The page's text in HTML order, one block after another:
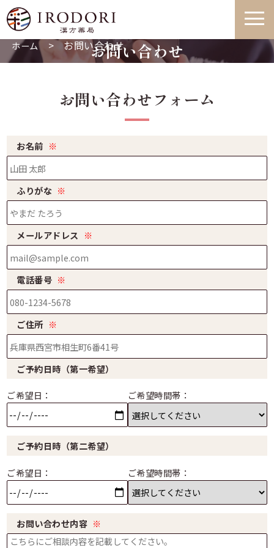
お問い合わせ
ホーム > お問い合わせ
お問い合わせフォーム
お名前 ※
ふりがな ※
メールアドレス ※
電話番号 ※
ご住所 ※
ご予約日時（第一希望）
ご希望日： ご希望時間帯：
ご予約日時（第二希望）
ご希望日： ご希望時間帯：
お問い合わせ内容 ※